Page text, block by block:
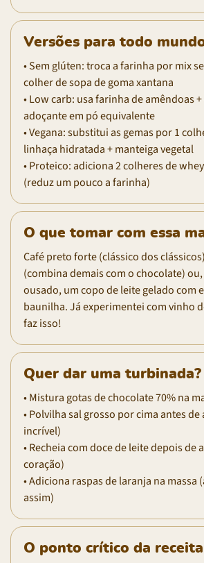
Versões para todo
• Sem glúten: troca a farinha por mix
colher de sopa de goma xantana
• Low carb: usa farinha de amêndoas +
adoçante em pó equivalente
• Vegana: substitui as gemas por 1
linhaça hidratada + manteiga vegetal
• Proteico: adiciona 2 colheres de
(reduz um pouco a farinha)
O que tomar com essa
Café preto forte (clássico dos
(combina demais com o chocolate)
ousado, um copo de leite gelado com
baunilha. Já experimentei com vinho
faz isso!
Quer dar uma turbinada?
• Mistura gotas de chocolate 70% na
• Polvilha sal grosso por cima antes
incrível)
• Recheia com doce de leite depois de
coração)
• Adiciona raspas de laranja na massa
assim)
O ponto crítico da receita